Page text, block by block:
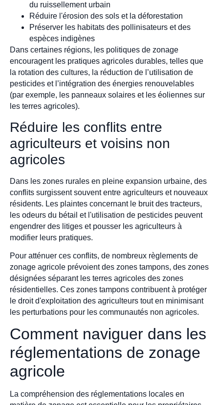
du ruissellement urbain
Réduire l'érosion des sols et la déforestation
Préserver les habitats des pollinisateurs et des
espèces indigènes
Dans certaines régions, les politiques de zonage
encouragent les pratiques agricoles durables, telles que
la rotation des cultures, la réduction de l’utilisation de
pesticides et l’intégration des énergies renouvelables
(par exemple, les panneaux solaires et les éoliennes sur
les terres agricoles).
Réduire les conflits entre
agriculteurs et voisins non
agricoles
Dans les zones rurales en pleine expansion urbaine, des
conflits surgissent souvent entre agriculteurs et nouveaux
résidents. Les plaintes concernant le bruit des tracteurs,
les odeurs du bétail et l'utilisation de pesticides peuvent
engendrer des litiges et pousser les agriculteurs à
modifier leurs pratiques.
Pour atténuer ces conflits, de nombreux règlements de
zonage agricole prévoient des zones tampons, des zones
désignées séparant les terres agricoles des zones
résidentielles. Ces zones tampons contribuent à protéger
le droit d'exploitation des agriculteurs tout en minimisant
les perturbations pour les communautés non agricoles.
Comment naviguer dans les
réglementations de zonage
agricole
La compréhension des réglementations locales en